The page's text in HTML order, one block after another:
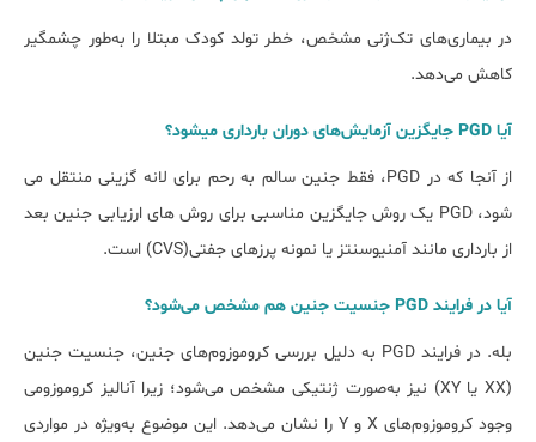
در بیماری‌های تک‌ژنی مشخص، خطر تولد کودک مبتلا را به‌طور چشمگیر
کاهش می‌دهد.
آیا PGD جایگزین آزمایش‌های دوران بارداری می‎شود؟
از آنجا که در PGD، فقط جنین سالم به رحم برای لانه گزینی منتقل می
شود، PGD یک روش جایگزین مناسبی برای روش های ارزیابی جنین بعد
از بارداری مانند آمنیوسنتز یا نمونه پرزهای جفتی(CVS) است.
آیا در فرایند PGD جنسیت جنین هم مشخص می‌شود؟
بله. در فرایند PGD به دلیل بررسی کروموزوم‌های جنین، جنسیت جنین
(XX یا XY) نیز به‌صورت ژنتیکی مشخص می‌شود؛ زیرا آنالیز کروموزومی
وجود کروموزوم‌های X و Y را نشان می‌دهد. این موضوع به‌ویژه در مواردی